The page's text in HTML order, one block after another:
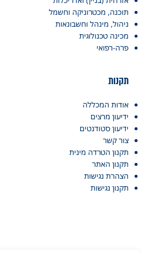
תוכנה, מכטרוניקה וחשמל
ניהול, מינהל וחשבונאות
מכינה טכנולוגית
פרה-רפואי
תקנות
אודות המכללה
ידיעון מרצים
ידיעון סטודנטים
צור קשר
תקנון הטרדה מינית
תקנון האתר
הצהרת נגישות
תקנון נגישות